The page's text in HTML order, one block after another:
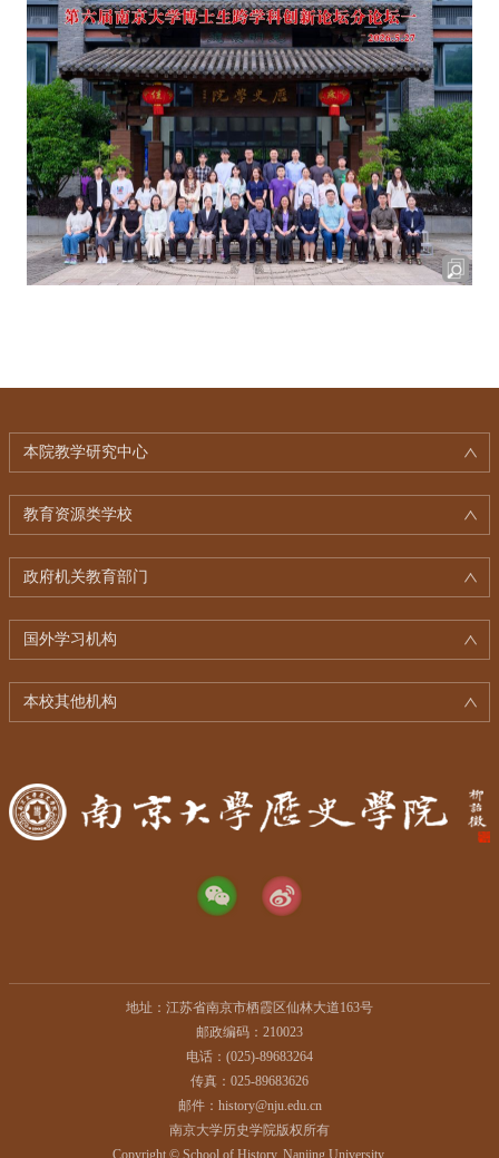
本院教学研究中心
教育资源类学校
政府机关教育部门
国外学习机构
本校其他机构
地址：江苏省南京市栖霞区仙林大道163号
邮政编码：210023
电话：(025)-89683264
传真：025-89683626
邮件：history@nju.edu.cn
南京大学历史学院版权所有